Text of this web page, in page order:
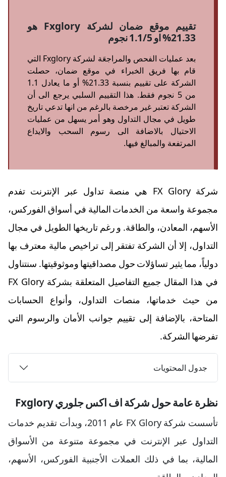
تقييم موقع ضمان لشركة Fxglory هو
21.33% او 1.1/5 نجوم
بعد عمليات الفحص والمراجعَة لشركة Fxglory التي
قام بها فريق الخبراء في موقع ضمان، حصلت
الشركة على تقييم بنسبة 21.33% أو ما يعادل 1.1
من 5 نجوم فقط. هذا التقييم السلبي يرجع الى أن
الشركة تعتبر غير مرخصة بالرغم من انها تدعي تاريخ
طويل في مجال التداول وهو أمر يسهل من عمليات
الاحتيال بالاضافة الى رسوم السحب والايداع
المرتفعة والمبالغ فيها.
شركة FX Glory هي منصة تداول عبر الإنترنت تفدم
مجموعة واسعة من الخدمات المالية في أسواق الفوركس،
الأسهم، المعادن، والطاقة. و رغم تاريخها الطويل في مجال
التداول، إلا أن الشركة تفتقر إلى تراخيص مالية معترف بها
دولياً، مما يثير تساؤلات حول مصداقيتها وموثوقيتها. سنتناول
في هذا المقال جميع التفاصيل المتعلقة بشركة FX Glory
من حيث خدماتها، منصات التداول، وأنواع الحسابات
المتاحة، بالإضافة إلى تقييم جوانب الأمان والرسوم التي
تفرضها الشركة.
جدول المحتويات
نظرة عامة حول شركة اف اكس جلوري Fxglory
تأسست شركة FX Glory عام 2011، وبدأت تقديم خدمات
التداول عبر الإنترنت في مجموعة متنوعة من الأسواق
المالية، بما في ذلك العملات الأجنبية الفوركس، الأسهم،